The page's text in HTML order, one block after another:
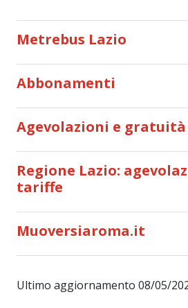
Metrebus Lazio
Abbonamenti
Agevolazioni e gratuità
Regione Lazio:
tariffe
Muoversiaroma.it
Ultimo aggiornamento 08/05/